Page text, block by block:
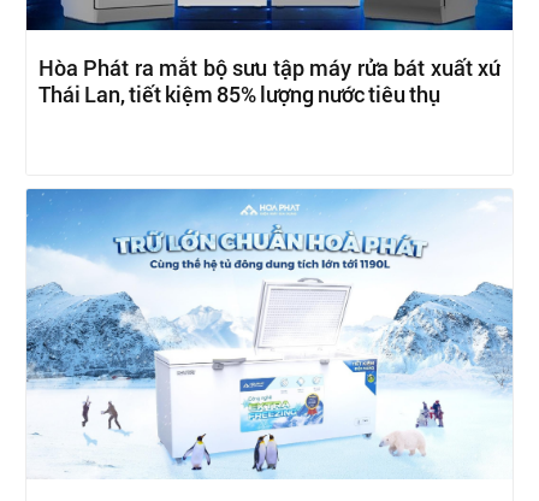
Hòa Phát ra mắt bộ sưu tập máy rửa bát xuất xứ
Thái Lan, tiết kiệm 85% lượng nước tiêu thụ